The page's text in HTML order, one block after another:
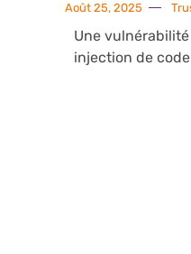
Août 25, 2025
Une
injection de